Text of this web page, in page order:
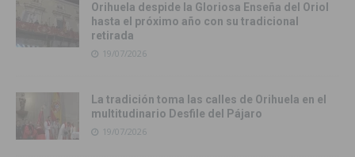
Orihuela despide la Gloriosa Enseña del Oriol
hasta el próximo año con su tradicional
retirada
19/07/2026
La tradición toma las calles de Orihuela en el
multitudinario Desfile del Pájaro
19/07/2026